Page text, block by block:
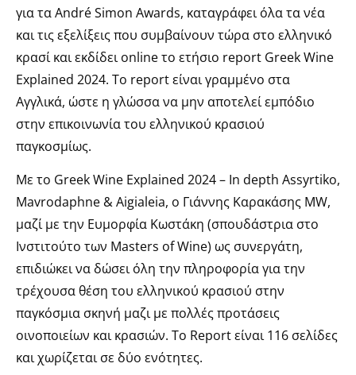
για τα André Simon Awards, καταγράφει όλα τα νέα
και τις εξελίξεις που συμβαίνουν τώρα στο ελληνικό
κρασί και εκδίδει online το ετήσιο report Greek Wine
Explained 2024. Το report είναι γραμμένο στα
Αγγλικά, ώστε η γλώσσα να μην αποτελεί εμπόδιο
στην επικοινωνία του ελληνικού κρασιού
παγκοσμίως.
Με το Greek Wine Explained 2024 – In depth Assyrtiko,
Mavrodaphne & Aigialeia, o Γιάννης Καρακάσης MW,
μαζί με την Ευμορφία Κωστάκη (σπουδάστρια στο
Ινστιτούτο των Masters of Wine) ως συνεργάτη,
επιδιώκει να δώσει όλη την πληροφορία για την
τρέχουσα θέση του ελληνικού κρασιού στην
παγκόσμια σκηνή μαζι με πολλές προτάσεις
οινοποιείων και κρασιών. Το Report είναι 116 σελίδες
και χωρίζεται σε δύο ενότητες.